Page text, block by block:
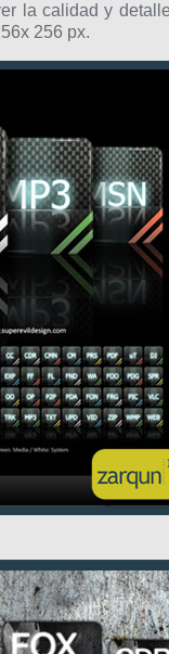
la calidad y
256 px.